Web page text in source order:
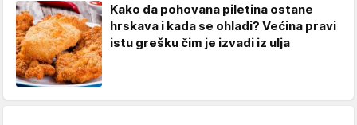
Kako da pohovana piletina ostane
hrskava i kada se ohladi? Većina pravi
istu grešku čim je izvadi iz ulja